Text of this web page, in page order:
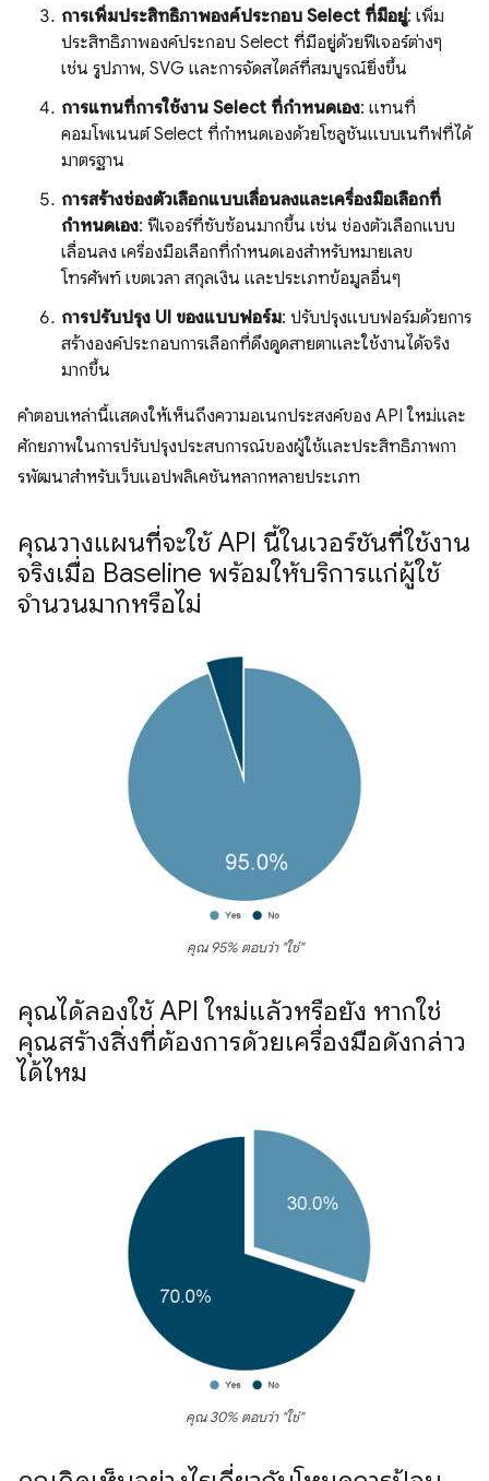
การเพิ่มประสิทธิภาพองค์ประกอบ Select ที่มีอยู่: เพิ่ม
ประสิทธิภาพองค์ประกอบ Select ที่มีอยู่ด้วยฟีเจอร์ต่างๆ
เช่น รูปภาพ, SVG และการจัดสไตล์ที่สมบูรณ์ยิ่งขึ้น
การแทนที่การใช้งาน Select ที่กําหนดเอง: แทนที่
คอมโพเนนต์ Select ที่กําหนดเองด้วยโซลูชันแบบเนทีฟที่ได้
มาตรฐาน
การสร้างช่องตัวเลือกแบบเลื่อนลงและเครื่องมือเลือกที่
กำหนดเอง: ฟีเจอร์ที่ซับซ้อนมากขึ้น เช่น ช่องตัวเลือกแบบ
เลื่อนลง เครื่องมือเลือกที่กำหนดเองสำหรับหมายเลข
โทรศัพท์ เขตเวลา สกุลเงิน และประเภทข้อมูลอื่นๆ
การปรับปรุง UI ของแบบฟอร์ม: ปรับปรุงแบบฟอร์มด้วยการ
สร้างองค์ประกอบการเลือกที่ดึงดูดสายตาและใช้งานได้จริง
มากขึ้น
คำตอบเหล่านี้แสดงให้เห็นถึงความอเนกประสงค์ของ API ใหม่และ
ศักยภาพในการปรับปรุงประสบการณ์ของผู้ใช้และประสิทธิภาพกา
รพัฒนาสําหรับเว็บแอปพลิเคชันหลากหลายประเภท
คุณวางแผนที่จะใช้ API นี้ในเวอร์ชันที่ใช้งาน
จริงเมื่อ Baseline พร้อมให้บริการแก่ผู้ใช้
จำนวนมากหรือไม่
คุณ 95% ตอบว่า "ใช่"
คุณได้ลองใช้ API ใหม่แล้วหรือยัง หากใช่
คุณสร้างสิ่งที่ต้องการด้วยเครื่องมือดังกล่าว
ได้ไหม
คุณ 30% ตอบว่า "ใช่"